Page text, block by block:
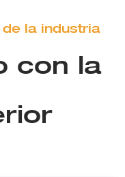
la industria
con la